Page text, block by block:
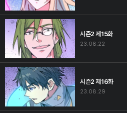
시즌2 제15화
23.08.22
시즌2 제16화
23.08.29